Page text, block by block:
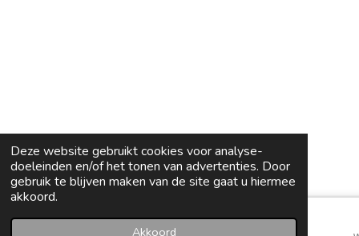
Deze website gebruikt cookies voor analyse-
doeleinden en/of het tonen van advertenties. Door
gebruik te blijven maken van de site gaat u hiermee
akkoord.
Akkoord